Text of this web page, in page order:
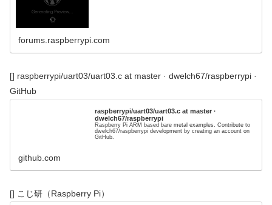
forums.raspberrypi.com
[] raspberrypi/uart03/uart03.c at master · dwelch67/raspberrypi ·
GitHub
raspberrypi/uart03/uart03.c at master ·
dwelch67/raspberrypi
Raspberry Pi ARM based bare metal examples. Contribute to
dwelch67/raspberrypi development by creating an account on
GitHub.
github.com
[] こじ研（Raspberry Pi）